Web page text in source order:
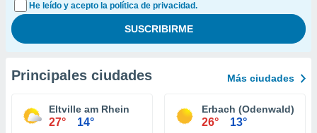
He leído y acepto la política de privacidad.
Principales ciudades Más ciudades
Eltville am Rhein
27° 14°
Erbach (Odenwald)
26° 13°